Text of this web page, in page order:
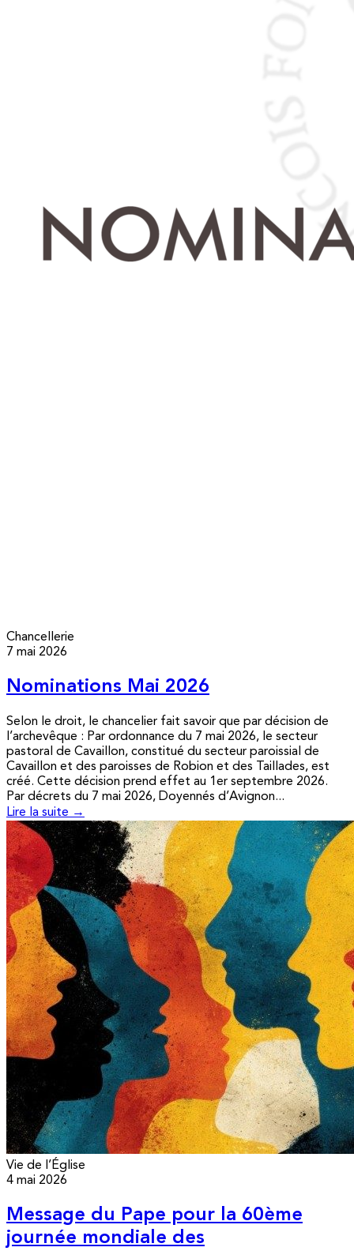
Chancellerie
7 mai 2026
Nominations Mai 2026
Selon le droit, le chancelier fait savoir que par décision de
l’archevêque : Par ordonnance du 7 mai 2026, le secteur
pastoral de Cavaillon, constitué du secteur paroissial de
Cavaillon et des paroisses de Robion et des Taillades, est
créé. Cette décision prend effet au 1er septembre 2026.
Par décrets du 7 mai 2026, Doyennés d’Avignon...
Lire la suite →
Vie de l’Église
4 mai 2026
Message du Pape pour la 60ème
journée mondiale des